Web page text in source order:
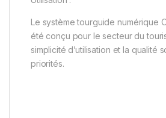
Le système tourguide numérique
été conçu pour le secteur du
simplicité d’utilisation et la qualité
priorités.